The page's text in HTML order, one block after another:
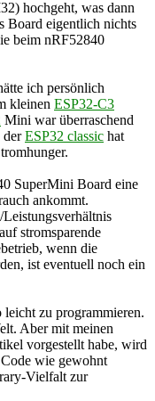
hochgeht, was dann
Board eigentlich nichts
beim nRF52840
ich persönlich
kleinen ESP32-C3
Mini war überraschend
derESP32 classic hat
SuperMini Board eine
ankommt.
Leistungsverhältnis
stromsparende
wenn die
ist eventuell noch ein
zu programmieren.
Aber mit meinen
vorgestellt habe, wird
wie gewohnt
Vielfalt zur